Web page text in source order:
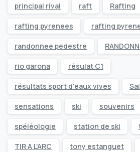
principal rival raft Rafting
rafting pyrenees rafting
randonnee pedestre
rio garona résulat C1
résultats sport d'eaux vives
sensations ski souvenirs
spéléologie station de ski
TIR A L'ARC tony estanguet